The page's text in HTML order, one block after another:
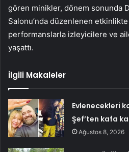
gören minikler, dönem sonunda
Salonu’nda düzenlenen
performanslarla izleyicilere ve
yaşattı.
İlgili Makaleler
Evlenecekleri
Şef’ten kafa
Ağustos 8, 2026